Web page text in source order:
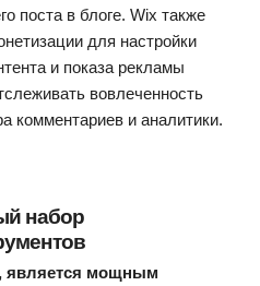
поста в блоге. Wix также
для настройки
и показа рекламы
вовлеченность
комментариев и аналитики.
набор
является мощным